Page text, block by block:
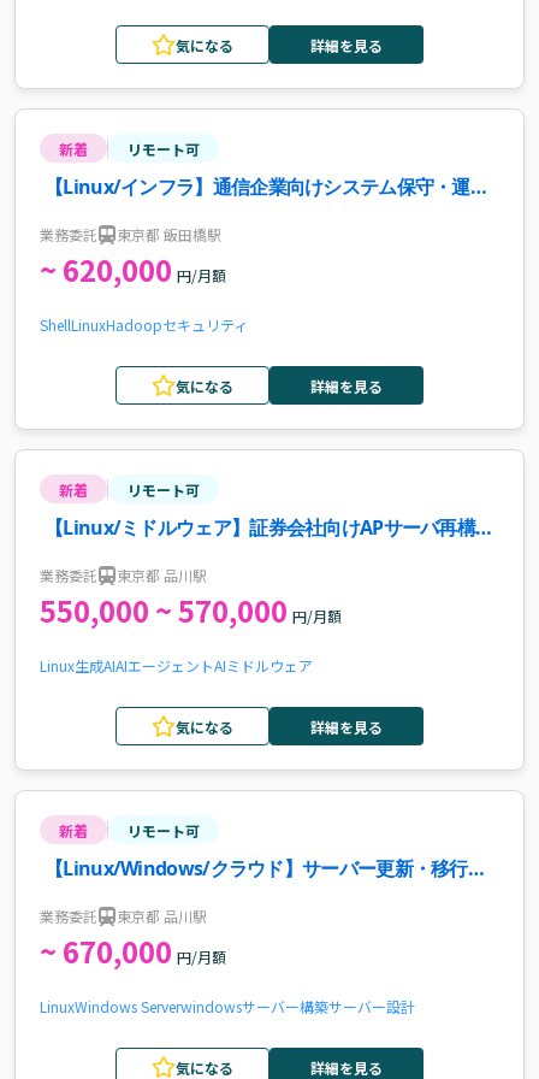
気になる 詳細を見る
新着 リモート可
【Linux/インフラ】通信企業向けシステム保守・運用
業務委託 東京都 飯田橋駅
~ 620,000 円/月額
ShellLinuxHadoopセキュリティ
気になる 詳細を見る
新着 リモート可
【Linux/ミドルウェア】証券会社向けAPサーバ再構築
業務委託 東京都 品川駅
550,000 ~ 570,000 円/月額
Linux生成AIAIエージェントAIミドルウェア
気になる 詳細を見る
新着 リモート可
【Linux/Windows/クラウド】サーバー更新・移行支
業務委託 東京都 品川駅
~ 670,000 円/月額
LinuxWindows Serverwindowsサーバー構築サーバー設計
気になる 詳細を見る